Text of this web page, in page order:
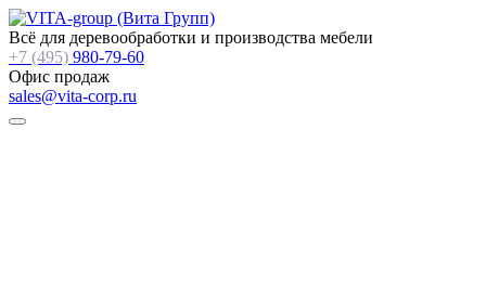
Всё для деревообработки и производства мебели
+7 (495) 980-79-60
Офис продаж
sales@vita-corp.ru